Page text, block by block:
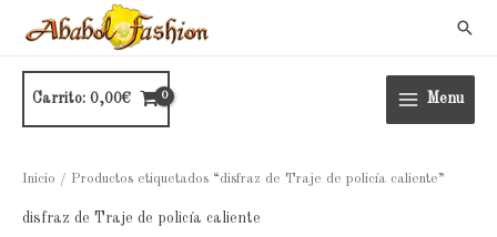
contenido
Carrito:0,00€ Menu
Inicio / Productos etiquetados “disfraz de Traje de policía caliente”
disfraz de Traje de policía caliente